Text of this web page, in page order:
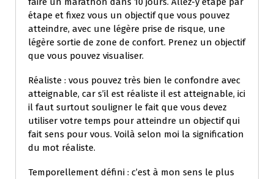
étape et fixez vous un objectif que vous pouvez
atteindre, avec une légère prise de risque, une
légère sortie de zone de confort. Prenez un objectif
que vous pouvez visualiser.
Réaliste : vous pouvez très bien le confondre avec
atteignable, car s’il est réaliste il est atteignable, ici
il faut surtout souligner le fait que vous devez
utiliser votre temps pour atteindre un objectif qui
fait sens pour vous. Voilà selon moi la signification
du mot réaliste.
Temporellement défini : c’est à mon sens le plus